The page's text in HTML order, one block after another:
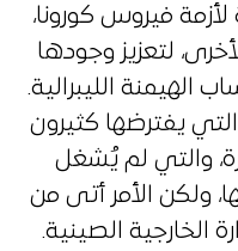
فيروس كورونا،
لتعزيز وجودها
الليبرالية.
يفترضها كثيرون
والتي لم يُشغل
ولكن الأمر أتى من
الخارجية الصينية.